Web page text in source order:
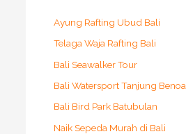
Ayung Rafting Ubud Bali
Telaga Waja Rafting Bali
Bali Seawalker Tour
Bali Watersport Tanjung Benoa
Bali Bird Park Batubulan
Naik Sepeda Murah di Bali